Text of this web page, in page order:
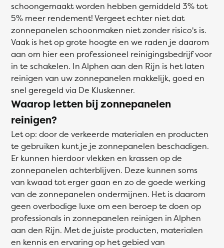
schoongemaakt worden hebben gemiddeld 3% tot
5% meer rendement! Vergeet echter niet dat
zonnepanelen schoonmaken niet zonder risico's is.
Vaak is het op grote hoogte en we raden je daarom
aan om hier een professioneel reinigingsbedrijf voor
in te schakelen. In Alphen aan den Rijn is het laten
reinigen van uw zonnepanelen makkelijk, goed en
snel geregeld via De Kluskenner.
Waarop letten bij zonnepanelen
reinigen?
Let op: door de verkeerde materialen en producten
te gebruiken kunt je je zonnepanelen beschadigen.
Er kunnen hierdoor vlekken en krassen op de
zonnepanelen achterblijven. Deze kunnen soms
van kwaad tot erger gaan en zo de goede werking
van de zonnepanelen ondermijnen. Het is daarom
geen overbodige luxe om een beroep te doen op
professionals in zonnepanelen reinigen in Alphen
aan den Rijn. Met de juiste producten, materialen
en kennis en ervaring op het gebied van